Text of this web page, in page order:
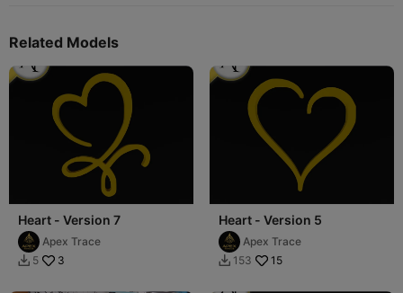
Related Models
Heart - Version 7
Apex Trace
 5 3
Heart - Version 5
Apex Trace
 153 15